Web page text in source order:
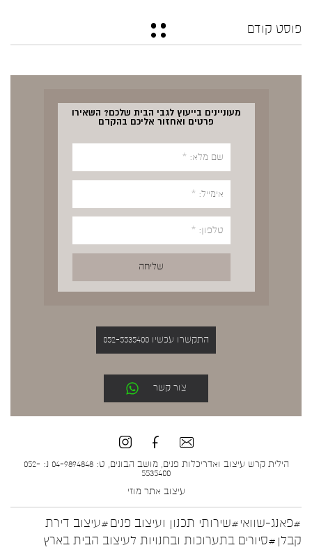
פוסט קודם
מעוניינים בייעוץ לגבי הבית שלכם? השאירו
פרטים ואחזור אליכם בהקדם
התקשרו עכשיו 052-5535400
צור קשר
הילית קרש עיצוב ואדריכלות פנים, מושב הבונים, ט: 04-9894848 נ: 052-
5535400
עיצוב אתר מוזי
#פאנג-שוואי#שירותי תכנון ועיצוב פנים#עיצוב דירת
קבלן #סיורים בתערוכות ובחנויות לעיצוב הבית בארץ